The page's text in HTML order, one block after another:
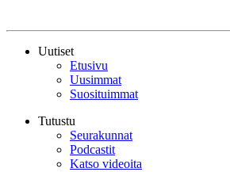
Uutiset
Etusivu
Uusimmat
Suosituimmat
Tutustu
Seurakunnat
Podcastit
Katso videoita